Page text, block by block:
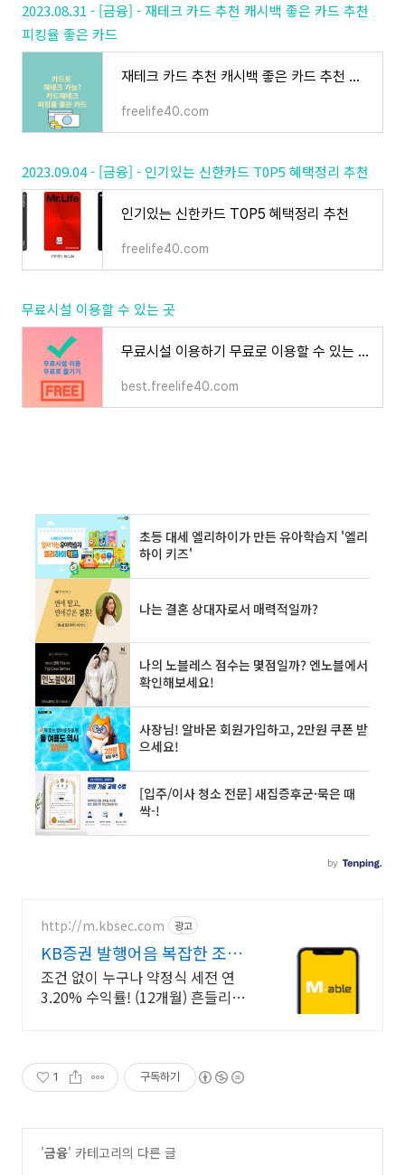
2023.08.31 - [금융] - 재테크 카드 추천 캐시백 좋은 카드 추천
피킹율 좋은 카드
재테크 카드 추천 캐시백 좋은 카드 추천 피킹율 좋은 카드
freelife40.com
2023.09.04 - [금융] - 인기있는 신한카드 T0P5 혜택정리 추천
인기있는 신한카드 T0P5 혜택정리 추천
freelife40.com
무료시설 이용할 수 있는 곳
무료시설 이용하기 무료로 이용할 수 있는 곳 정리 추천
best.freelife40.com
http://m.kbsec.com 광고
KB증권 발행어음 복잡한 조건
없이 누구나
조건 없이 누구나 약정식 세전 연
3.20% 수익률! (12개월) 흔들리는
1 구독하기
'금융' 카테고리의 다른 글